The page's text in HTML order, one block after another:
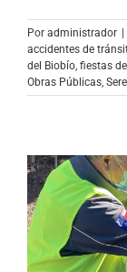
Por administrador |
accidentes de
del Biobío, fiestas
Obras Públicas,